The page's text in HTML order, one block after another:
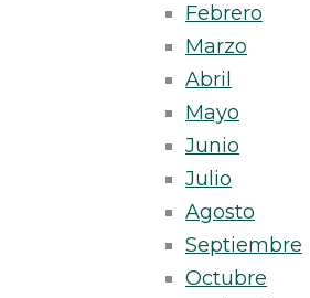
Febrero
Marzo
Abril
Mayo
Junio
Julio
Agosto
Septiembre
Octubre